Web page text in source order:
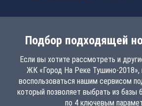
Подбор подходящей
Если вы хотите рассмотреть и
ЖК «Город На Реке Тушино-2018»,
воспользоваться нашим сервисом
который позволяет выбрать из
по 4 ключевым